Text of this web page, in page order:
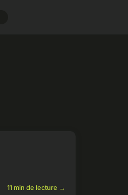
11 min de lecture →